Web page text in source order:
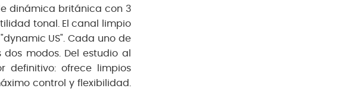
dinámica británica con 3
tonal. El canal limpio
US". Cada uno de
modos. Del estudio al
definitivo: ofrece limpios
control y flexibilidad.